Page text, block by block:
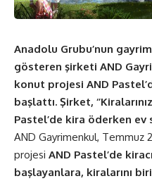
Anadolu Grubu’nun
gösteren şirketi AND
konut projesi AND
başlattı. Şirket,
Pastel’de kira öderken ev
AND Gayrimenkul, Temmuz
projesi AND Pastel’de
başlayanlara, kiralarını